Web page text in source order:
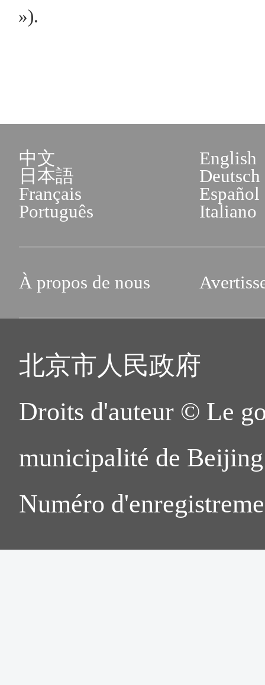
»).
中文
English
日本語
Deutsch
Français
Español
Português
Italiano
À propos de nous
北京市人民政府
Droits d'auteur © Le
municipalité de
Numéro